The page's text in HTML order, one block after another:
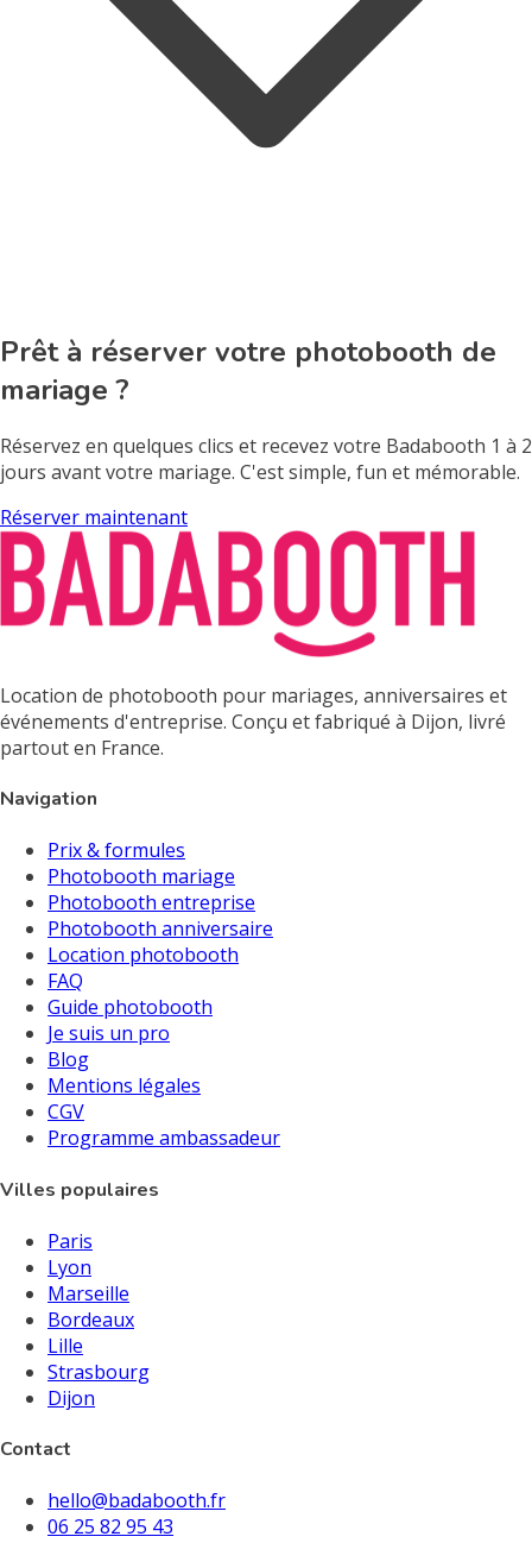
Prêt à réserver votre photobooth de
mariage ?
Réservez en quelques clics et recevez votre Badabooth 1 à 2
jours avant votre mariage. C'est simple, fun et mémorable.
Réserver maintenant
Location de photobooth pour mariages, anniversaires et
événements d'entreprise. Conçu et fabriqué à Dijon, livré
partout en France.
Navigation
Prix & formules
Photobooth mariage
Photobooth entreprise
Photobooth anniversaire
Location photobooth
FAQ
Guide photobooth
Je suis un pro
Blog
Mentions légales
CGV
Programme ambassadeur
Villes populaires
Paris
Lyon
Marseille
Bordeaux
Lille
Strasbourg
Dijon
Contact
hello@badabooth.fr
06 25 82 95 43